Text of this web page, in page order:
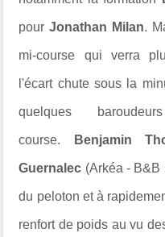
pourJonathan Milan.
mi-course qui verra
l'écart chute sous la
quelques
course. Benjamin
Guernalec (Arkéa - B&B
du peloton et à
renfort de poids au vu